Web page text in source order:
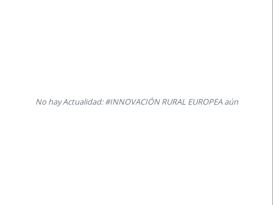
No hay Actualidad: #INNOVACIÓN RURAL EUROPEA aún